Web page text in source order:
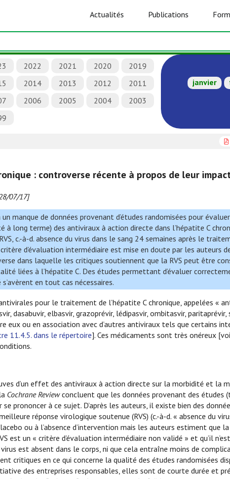
Actualités Publications
2022 2021 2020
2019
2014 2013 2012
2011
2006 2005 2004
2003
janvier
: controverse récente à propos de leur
07/17]
manque de données provenant d’études randomisées pour évaluer
long terme) des antiviraux à action directe dans l’hépatite C
c.-à-d. absence du virus dans le sang 24 semaines après le
d’évaluation intermédiaire est mise en doute par les auteurs
dans laquelle les critiques soutiennent que la RVS peut être
liées à l’hépatite C. Des études permettant d’évaluer
en tout cas nécessaires.
pour le traitement de l’hépatite C chronique, appelées «
dasabuvir, elbasvir, grazoprévir, lédipasvir, ombitasvir, paritaprévir,
ou en association avec d’autres antiviraux tels que certains
11.4.5. dans le répertoire]. Ces médicaments sont très onéreux
d’un effet des antiviraux à action directe sur la morbidité et la
Cochrane Reviewconcluent que les données provenant des études
prononcer à ce sujet. D’après les auteurs, il existe bien des
réponse virologique soutenue (RVS) (c.-à-d. « absence du
ou à l’absence d’intervention mais les auteurs estiment que
un « critère d’évaluation intermédiaire non validé » et qu’il
est absent dans le corps, ni que cela entraîne moins de
critiques en ce qui concerne la qualité des études randomisées
des entreprises responsables, elles sont de courte durée et